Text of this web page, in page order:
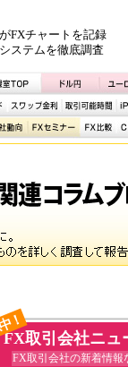
FXチャートを記録
ステムを徹底調査
！
FX取引会社ニュ
FX取引会社の新着情報